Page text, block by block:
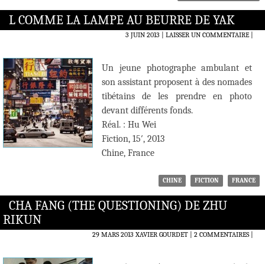
L COMME LA LAMPE AU BEURRE DE YAK
3 JUIN 2013 LAISSER UN COMMENTAIRE|
Un jeune photographe ambulant et
son assistant proposent à des nomades
tibétains de les prendre en photo
devant différents fonds.
Réal. : Hu Wei
Fiction, 15′, 2013
Chine, France
CHINE FICTION FRANCE
CHA FANG (THE QUESTIONING) DE ZHU
RIKUN
29 MARS 2013 XAVIER GOURDET 2 COMMENTAIRES|